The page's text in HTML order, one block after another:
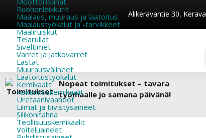
Alikeravantie 30, Kerava
Ruohonleikkurit
Maalaus, muuraus ja laatoitus
Maalaustyökalut ja -tarvikkeet
Maaliruiskut
Telarullat
Siveltimet
Varret ja jatkovarret
Lastat
Muurausvälineet
Laatoitustyökalut
Kemikaalit
Rakennuskemikaalit
Uretaanivaahdot
Liimat ja tiivistysaineet
Silikonitahna
Teollisuuskemikaalit
Voiteluaineet
Nopeat toimitukset – tavara
työmaalle jo samana päivänä!